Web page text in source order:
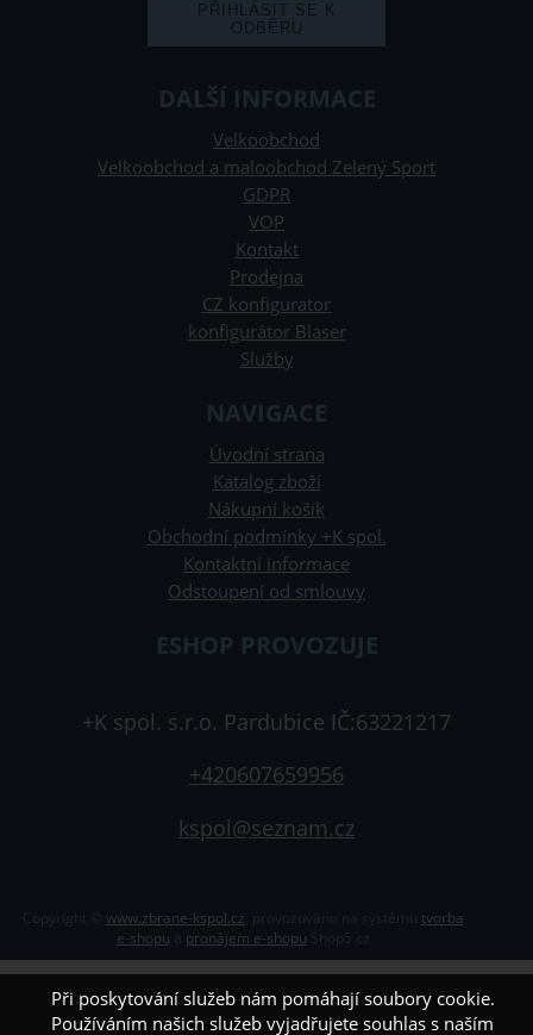
DALŠÍ INFORMACE
Velkoobchod
Velkoobchod a maloobchod Zelený Sport
GDPR
VOP
Kontakt
Prodejna
CZ konfigurator
konfigurátor Blaser
Služby
NAVIGACE
Úvodní strana
Katalog zboží
Nákupní košík
Obchodní podmínky +K spol.
Kontaktní informace
Odstoupení od smlouvy
ESHOP PROVOZUJE
+K spol. s.r.o. Pardubice IČ:63221217
+420607659956
kspol@seznam.cz
Copyright © www.zbrane-kspol.cz
tvorba
e-shopu
pronájem e-shopu
Při poskytování služeb nám pomáhají soubory cookie.
Používáním našich služeb vyjadřujete souhlas s naším